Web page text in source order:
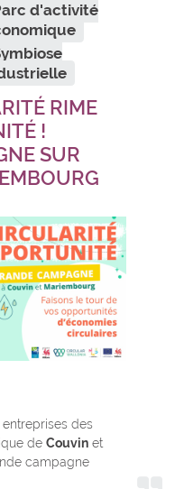
d'activité
RIME
!
SUR
entreprises des
de Couvin et
campagne